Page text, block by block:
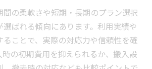
間の柔軟さや短期・長期のプラン選択
ばれる傾向にあります。利用実績や
ることで、実際の対応力や信頼性を確
の初期費用を抑えられるか、搬入設